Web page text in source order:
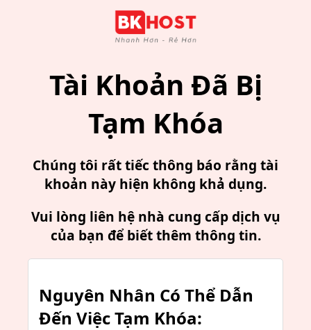
Tài Khoản Đã Bị
Tạm Khóa
Chúng tôi rất tiếc thông báo rằng tài
khoản này hiện không khả dụng.
Vui lòng liên hệ nhà cung cấp dịch vụ
của bạn để biết thêm thông tin.
Nguyên Nhân Có Thể Dẫn
Đến Việc Tạm Khóa: